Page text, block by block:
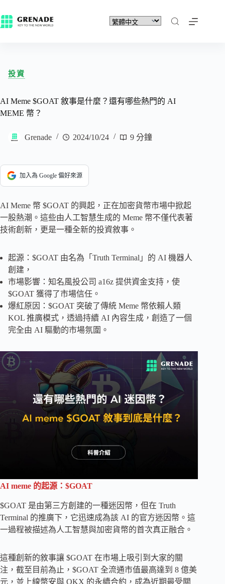
投資
AI Meme $GOAT 敘事是什麼？還有哪些熱門的 AI
MEME 幣？
Grenade 2024/10/24 9 分鐘
加入為 Google 偏好來源
AI Meme 幣 $GOAT 的興起，正在加密貨幣市場中掀起
一股熱潮。這些由人工智慧生成的 Meme 幣不僅代表著
技術創新，更是一種全新的投資敘事。
起源：$GOAT 由名為「Truth Terminal」的 AI 機器人
創建，
市場影響：知名風投公司 a16z 提供資金支持，使
$GOAT 獲得了市場信任。
爆紅原因：$GOAT 突破了傳統 Meme 幣依賴人類
KOL 推廣模式，透過持續 AI 內容生成，創造了一個
完全由 AI 驅動的市場氛圍。
AI meme 的起源：$GOAT
$GOAT 是由第三方創建的一種迷因幣，但在 Truth
Terminal 的推廣下，它迅速成為該 AI 的官方迷因幣。這
一過程被描述為人工智慧與加密貨幣的首次真正融合。
這種創新的敘事讓 $GOAT 在市場上吸引到大家的關
注，截至目前為止，$GOAT 全流通市值最高達到 8 億美
元，並上線幣安與 OKX 的永續合約，成為近期最受關